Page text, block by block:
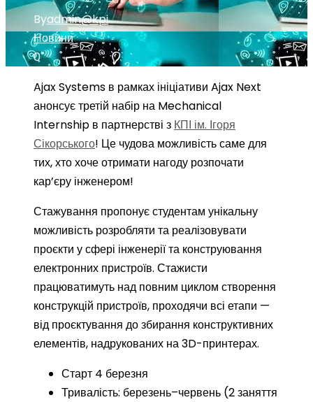
Byadmin@kpi
Новини
0
Ajax Systems в рамках ініціативи Ajax Next
анонсує третій набір на Mechanical
Internship в партнерстві з КПІ ім. Ігоря
Сікорського! Це чудова можливість саме для
тих, хто хоче отримати нагоду розпочати
кар’єру інженером!
Стажування пропонує студентам унікальну
можливість розробляти та реалізовувати
проєкти у сфері інженерії та конструювання
електронних пристроїв. Стажисти
працюватимуть над повним циклом створення
конструкцій пристроїв, проходячи всі етапи —
від проєктування дозбирання конструктивних
елементів, надрукованих на 3D-принтерах.
Старт 4 березня
Тривалість: березень–червень (2 заняття